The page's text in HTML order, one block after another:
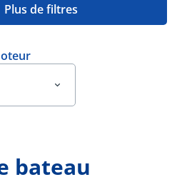
Plus de filtres
bateau